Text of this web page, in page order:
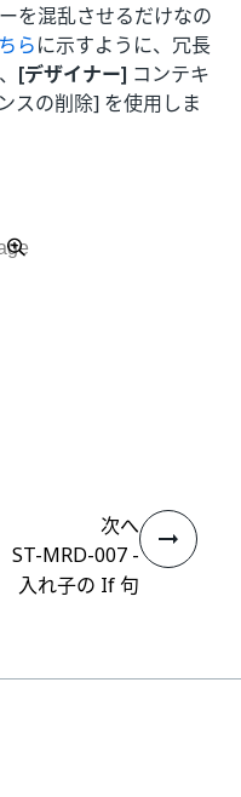
を混乱させるだけなの
らに示すように、冗長
[デザイナー] コンテキ
スの削除] を使用しま
次へ
ST-MRD-007 -
入れ子の If 句